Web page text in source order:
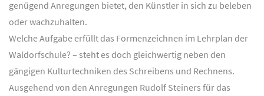
genügend Anregungen bietet, den Künstler in sich zu beleben
oder wachzuhalten.
Welche Aufgabe erfüllt das Formenzeichnen im Lehrplan der
Waldorfschule? – steht es doch gleichwertig neben den
gängigen Kulturtechniken des Schreibens und Rechnens.
Ausgehend von den Anregungen Rudolf Steiners für das